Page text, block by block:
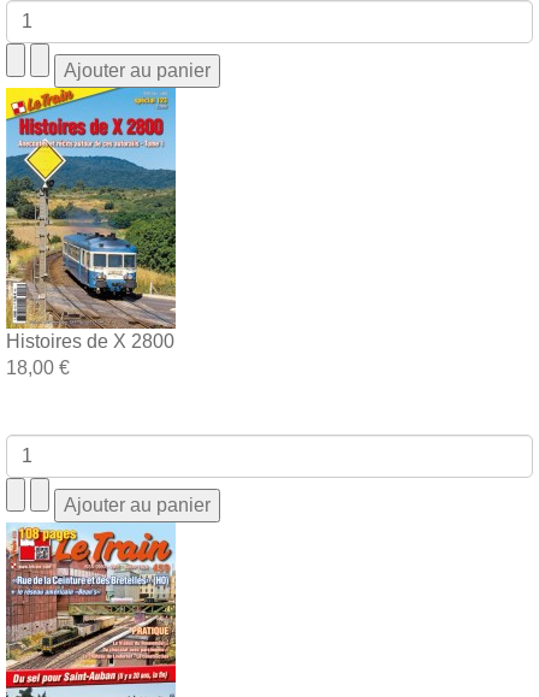
Histoires de X 2800
18,00 €